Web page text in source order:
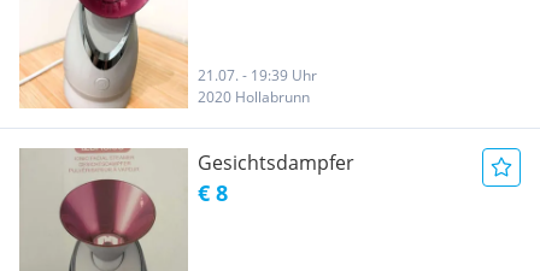
21.07. - 19:39 Uhr
2020 Hollabrunn
Gesichtsdampfer
€ 8